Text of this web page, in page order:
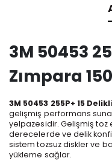
3M 50453
Zımpara
3M 50453 255P+ 15
gelişmiş performans
yelpazesidir. Gelişmiş
derecelerde ve delik
sistem tozsuz diskler ve
yükleme sağlar.